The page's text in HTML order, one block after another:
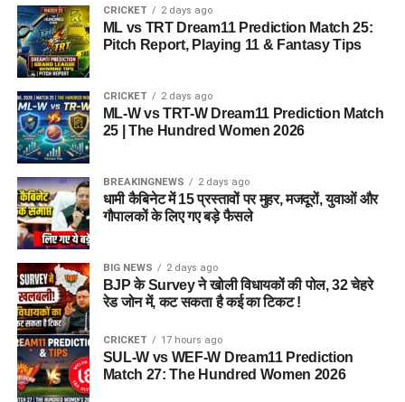
CRICKET 2 days ago
ML vs TRT Dream11 Prediction Match 25:
Pitch Report, Playing 11 & Fantasy Tips
CRICKET 2 days ago
ML-W vs TRT-W Dream11 Prediction Match
25 | The Hundred Women 2026
BREAKINGNEWS 2 days ago
धामी कैबिनेट में 15 प्रस्तावों पर मुहर, मजदूरों, युवाओं और
गौपालकों के लिए गए बड़े फैसले
BIG NEWS 2 days ago
BJP के Survey ने खोली विधायकों की पोल, 32 चेहरे
रेड जोन में, कट सकता है कई का टिकट !
CRICKET 17 hours ago
SUL-W vs WEF-W Dream11 Prediction
Match 27: The Hundred Women 2026